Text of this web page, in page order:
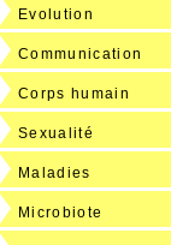
Evolution
Communication
Corps humain
Sexualité
Maladies
Microbiote